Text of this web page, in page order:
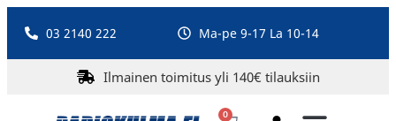
03 2140 222 Ma-pe 9-17 La 10-14
Ilmainen toimitus yli 140€ tilauksiin
0